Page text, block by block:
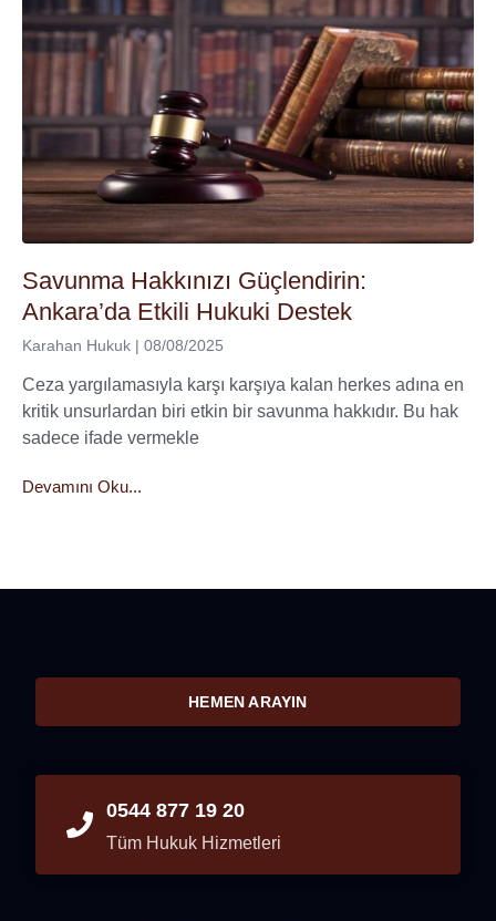
Savunma Hakkınızı Güçlendirin:
Ankara’da Etkili Hukuki Destek
Karahan Hukuk 08/08/2025
Ceza yargılamasıyla karşı karşıya kalan herkes adına en
kritik unsurlardan biri etkin bir savunma hakkıdır. Bu hak
sadece ifade vermekle
Devamını Oku...
HEMEN ARAYIN
0544 877 19 20
Tüm Hukuk Hizmetleri